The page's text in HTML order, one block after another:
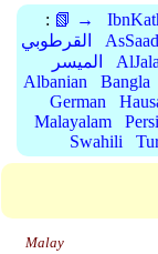
: 📗 →
القرطوبي
الميسر
Albanian
Bangla
German
Malayalam
Swahili
Malay